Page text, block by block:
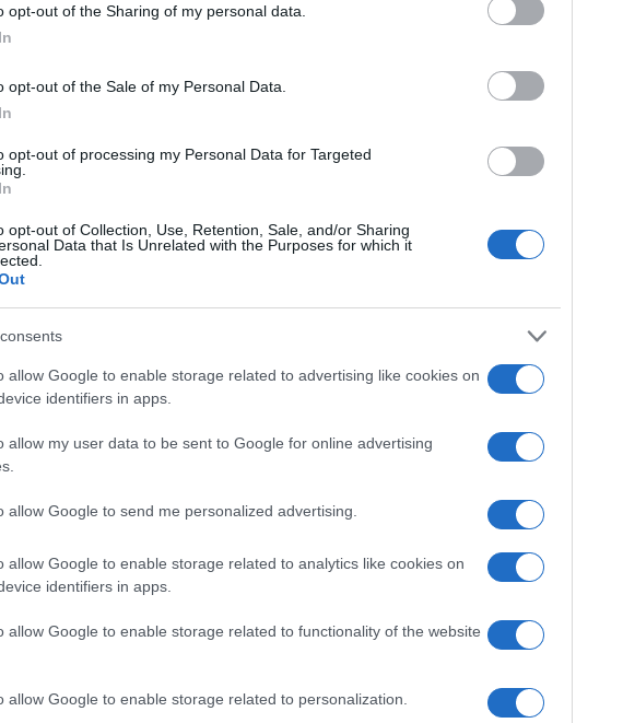
opt-out of the Sharing of my personal data.
opt-out of the Sale of my Personal Data.
opt-out of processing my Personal Data for Targeted
opt-out of Collection, Use, Retention, Sale, and/or Sharing
Data that Is Unrelated with the Purposes for which it
allow Google to enable storage related to advertising like cookies on
identifiers in apps.
allow my user data to be sent to Google for online advertising
allow Google to send me personalized advertising.
allow Google to enable storage related to analytics like cookies on
identifiers in apps.
allow Google to enable storage related to functionality of the website
allow Google to enable storage related to personalization.
e stretch
un importante ritorno degli abiti fascianti e
corporatura. Non si tratta solo di moda, ma
femminili. Gli stilisti stanno abbracciando
solo valorizzano il corpo, ma lo fanno con
donna meriti di sentirsi a proprio agio e
proprio per questo!
Feben, cresciuta in Svezia, che ha saputo
e creatività. Nella sua collezione, ha
e gonna a sirena midi, dimostrando
e armonizzare senza sacrificare la
nero
tua estate? Lascia che sia lui a parlare! La
Se il tuo abito ha uno scollo ampio che
girocollo semplice può aggiungere un tocco di
un effetto più audace, prova orecchini